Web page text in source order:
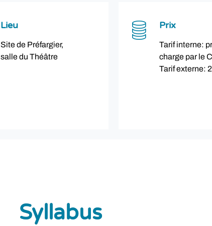
Lieu
Site de Préfargier,
salle du Théâtre
Prix
Tarif interne:
charge par le
Tarif externe:
Syllabus